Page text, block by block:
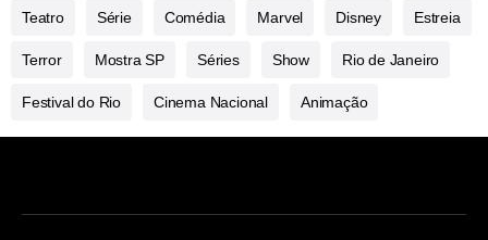
Teatro Série Comédia Marvel Disney Estreia
Terror Mostra SP Séries Show Rio de Janeiro
Festival do Rio Cinema Nacional Animação